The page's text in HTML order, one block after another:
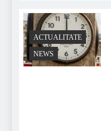
ACTUALITATE
NEWS